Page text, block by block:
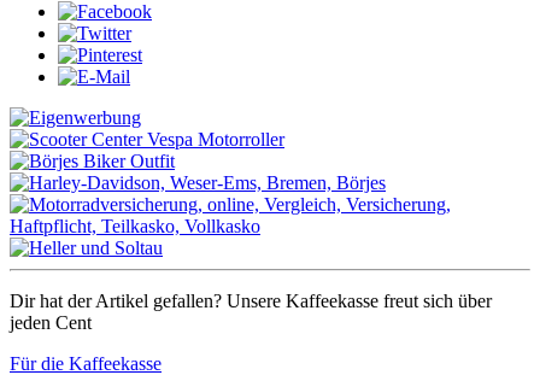
Dir hat der Artikel gefallen? Unsere Kaffeekasse freut sich über
jeden Cent
Für die Kaffeekasse